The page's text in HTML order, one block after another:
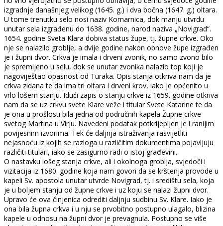
izgradnje današnjeg velikog (1645. g.) i dva bočna (1647. g.) oltara.
U tome trenutku selo nosi naziv Komarnica, dok manju utvrdu
unutar sela izgrađenu do 1638. godine, narod naziva „Novigrad“.
1654. godine Sveta Klara dobiva status župe, tj. župne crkve. Oko
nje se nalazilo groblje, a dvije godine nakon obnove župe izgrađen
je i župni dvor. Crkva je imala i drveni zvonik, no samo zvono bilo
je spremljeno u selu, dok se unutar zvonika nalazio top koji je
nagoviještao opasnost od Turaka. Opis stanja otkriva nam da je
crkva zidana te da ima tri oltara i drveni krov, iako je općenito u
vrlo lošem stanju. Idući zapis o stanju crkve iz 1659. godine otkriva
nam da se uz crkvu svete Klare veže i titular Svete Katarine te da
je ona u prošlosti bila jedna od područnih kapela Župne crkve
svetog Martina u Virju. Navedeni podatak potkrijepljen je i ranijim
povijesnim izvorima. Tek će daljnja istraživanja rasvijetliti
nejasnoću iz kojih se razloga u različitim dokumentima pojavljuju
različiti titulari, iako se zasigurno radi o istoj građevini.
O nastavku lošeg stanja crkve, ali i okolnoga groblja, svjedoči i
vizitacija iz 1680. godine koja nam govori da se krštenja provode u
kapeli Sv. apostola unutar utvrde Novigrad, tj. i središtu sela, koja
je u boljem stanju od župne crkve i uz koju se nalazi župni dvor.
Upravo će ova činjenica odrediti daljnju sudbinu Sv. Klare. Iako je
ona bila župna crkva i u nju se prvobitno postupno ulagalo, blizina
kapele u odnosu na župni dvor je prevagnula. Postupno se više